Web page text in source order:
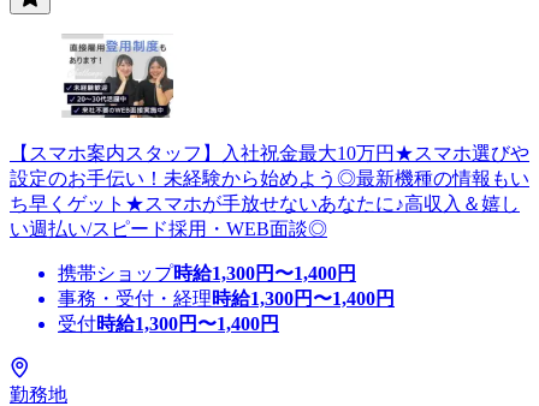
【スマホ案内スタッフ】入社祝金最大10万円★スマホ選びや
設定のお手伝い！未経験から始めよう◎最新機種の情報もい
ち早くゲット★スマホが手放せないあなたに♪高収入＆嬉し
い週払い/スピード採用・WEB面談◎
携帯ショップ時給1,300円〜1,400円
事務・受付・経理時給1,300円〜1,400円
受付時給1,300円〜1,400円
勤務地